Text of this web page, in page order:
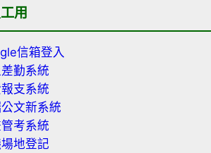
用
信箱登入
勤系統
支系統
文新系統
考系統
地登記